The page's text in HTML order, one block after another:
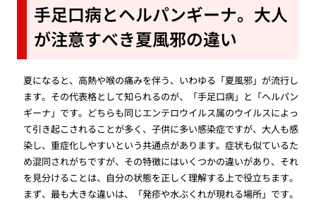
手足口病とヘルパンギーナ。大人
が注意すべき夏風邪の違い
夏になると、高熱や喉の痛みを伴う、いわゆる「夏風邪」が流行し
ます。その代表格として知られるのが、「手足口病」と「ヘルパン
ギーナ」です。どちらも同じエンテロウイルス属のウイルスによっ
て引き起こされることが多く、子供に多い感染症ですが、大人も感
染し、重症化しやすいという共通点があります。症状も似ているた
め混同されがちですが、その特徴にはいくつかの違いがあり、それ
を見分けることは、自分の状態を正しく理解する上で役立ちます。
まず、最も大きな違いは、「発疹や水ぶくれが現れる場所」です。